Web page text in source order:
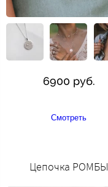
6900 руб.
Смотреть
Цепочка РОМБЫ